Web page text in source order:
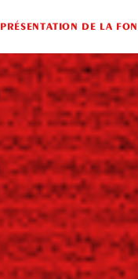
PRÉSENTATION DE LA